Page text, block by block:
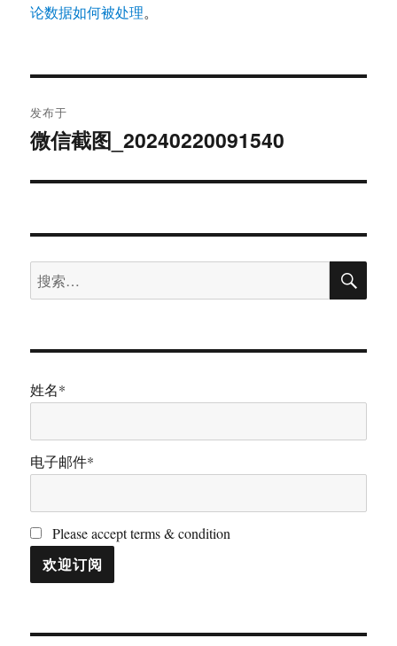
论数据如何被处理。
章
发布于
微信截图_20240220091540
搜
索：
搜
姓名*
电子邮件*
Please accept terms & condition